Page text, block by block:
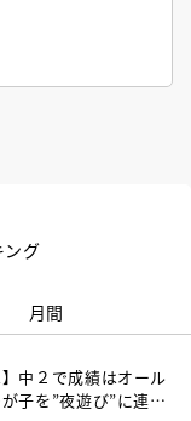
ング
月間
中２で成績はオール
子を”夜遊び”に連れ